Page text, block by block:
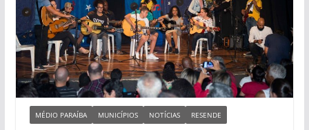
MÉDIO PARAÍBA MUNICÍPIOS NOTÍCIAS RESENDE